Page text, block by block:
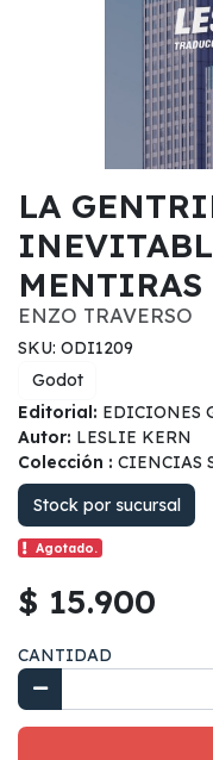
LA
MENTIRAS
ENZO TRAVERSO
SKU: ODI1209
Godot
Editorial: EDICIONES
Autor: LESLIE KERN
Colección : CIENCIAS
Stock por sucursal
Agotado.
$ 15.900
CANTIDAD